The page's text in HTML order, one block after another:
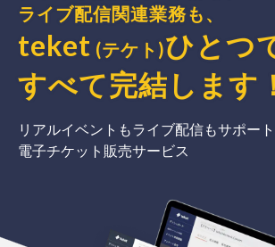
ライブ配信関連業務も、
teket (テケト)ひとつ
すべて完結 します ！
リアルイベントもライブ配信もサポー
電子チケット販売サービス